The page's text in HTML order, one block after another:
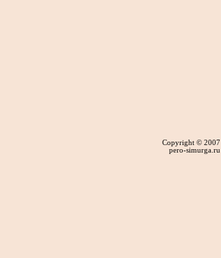
Copyright © 2007
pero-simurga.ru